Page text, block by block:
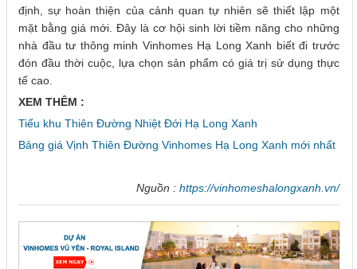
định, sự hoàn thiện của cảnh quan tự nhiên sẽ thiết lập một
mặt bằng giá mới. Đây là cơ hội sinh lời tiềm năng cho những
nhà đầu tư thông minh Vinhomes Hạ Long Xanh biết đi trước
đón đầu thời cuộc, lựa chọn sản phẩm có giá trị sử dụng thực
tế cao.
XEM THÊM :
Tiểu khu Thiên Đường Nhiệt Đới Hạ Long Xanh
Bảng giá Vịnh Thiên Đường Vinhomes Hạ Long Xanh mới nhất
Nguồn : https://vinhomeshalongxanh.vn/